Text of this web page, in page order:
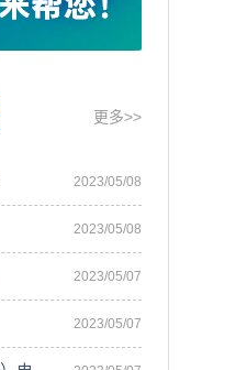
更多>>
2023/05/08
2023/05/08
2023/05/07
2023/05/07